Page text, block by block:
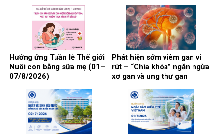
Hưởng ứng Tuần lễ Thế giới
Nuôi con bằng sữa mẹ (01–
07/8/2026)
Phát hiện sớm viêm gan vi
rút – “Chìa khóa” ngăn ngừa
xơ gan và ung thư gan